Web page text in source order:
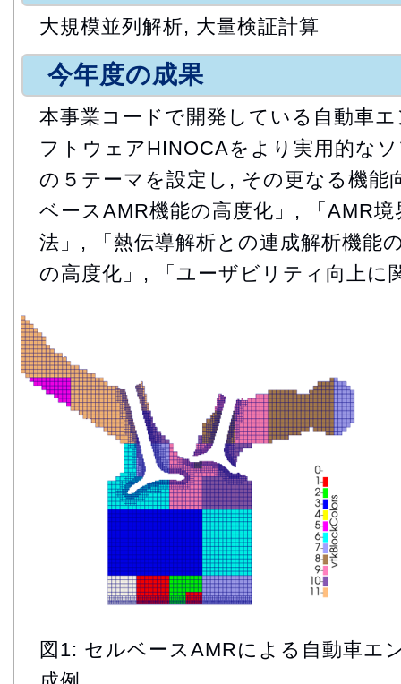
大規模並列解析, 大量検証計算
今年度の成果
本事業コードで開発している自動車
フトウェアHINOCAをより実用的な
の５テーマを設定し, その更なる機能
ベースAMR機能の高度化」, 「AMR
法」, 「熱伝導解析との連成解析機能
の高度化」, 「ユーザビリティ向上に
図1: セルベースAMRによる自動車エ